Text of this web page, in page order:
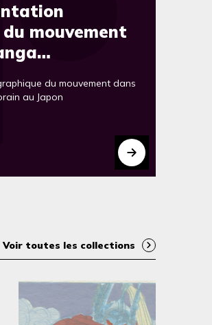
mouvement
du mouvement dans
au Japon
Voir toutes les collections